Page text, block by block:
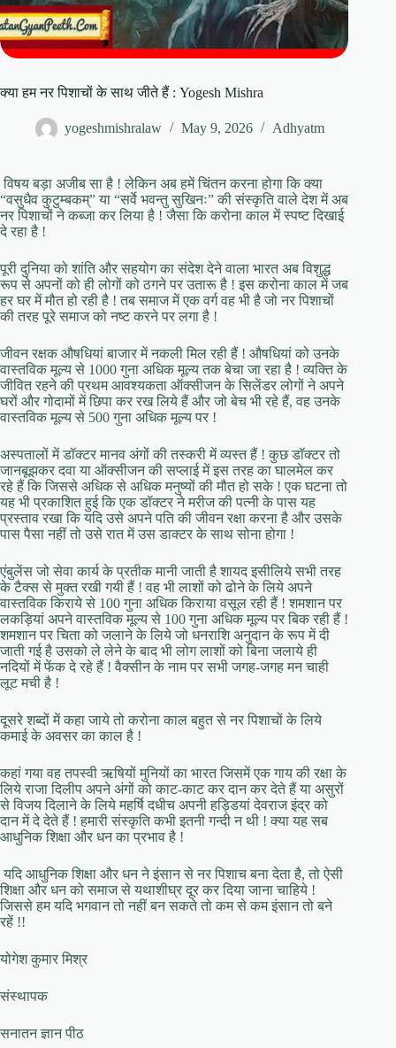
क्या हम नर पिशाचों के साथ जीते हैं : Yogesh Mishra
yogeshmishralaw May 9, 2026 Adhyatm
विषय बड़ा अजीब सा है ! लेकिन अब हमें चिंतन करना होगा कि क्या
“वसुधैव कुटुम्बकम्” या “सर्वे भवन्तु सुखिनः” की संस्कृति वाले देश में अब
नर पिशाचों ने कब्जा कर लिया है ! जैसा कि करोना काल में स्पष्ट दिखाई
दे रहा है !
पूरी दुनिया को शांति और सहयोग का संदेश देने वाला भारत अब विशुद्ध
रूप से अपनों को ही लोगों को ठगने पर उतारू है ! इस करोना काल में जब
हर घर में मौत हो रही है ! तब समाज में एक वर्ग वह भी है जो नर पिशाचों
की तरह पूरे समाज को नष्ट करने पर लगा है !
जीवन रक्षक औषधियां बाजार में नकली मिल रही हैं ! औषधियां को उनके
वास्तविक मूल्य से 1000 गुना अधिक मूल्य तक बेचा जा रहा है ! व्यक्ति के
जीवित रहने की प्रथम आवश्यकता ऑक्सीजन के सिलेंडर लोगों ने अपने
घरों और गोदामों में छिपा कर रख लिये हैं और जो बेच भी रहे हैं, वह उनके
वास्तविक मूल्य से 500 गुना अधिक मूल्य पर !
अस्पतालों में डॉक्टर मानव अंगों की तस्करी में व्यस्त हैं ! कुछ डॉक्टर तो
जानबूझकर दवा या ऑक्सीजन की सप्लाई में इस तरह का घालमेल कर
रहे हैं कि जिससे अधिक से अधिक मनुष्यों की मौत हो सके ! एक घटना तो
यह भी प्रकाशित हुई कि एक डॉक्टर ने मरीज की पत्नी के पास यह
प्रस्ताव रखा कि यदि उसे अपने पति की जीवन रक्षा करना है और उसके
पास पैसा नहीं तो उसे रात में उस डाक्टर के साथ सोना होगा !
एंबुलेंस जो सेवा कार्य के प्रतीक मानी जाती है शायद इसीलिये सभी तरह
के टैक्स से मुक्त रखी गयी हैं ! वह भी लाशों को ढोने के लिये अपने
वास्तविक किराये से 100 गुना अधिक किराया वसूल रही हैं ! शमशान पर
लकड़ियां अपने वास्तविक मूल्य से 100 गुना अधिक मूल्य पर बिक रही हैं !
शमशान पर चिता को जलाने के लिये जो धनराशि अनुदान के रूप में दी
जाती गई है उसको ले लेने के बाद भी लोग लाशों को बिना जलाये ही
नदियों में फेंक दे रहे हैं ! वैक्सीन के नाम पर सभी जगह-जगह मन चाही
लूट मची है !
दूसरे शब्दों में कहा जाये तो करोना काल बहुत से नर पिशाचों के लिये
कमाई के अवसर का काल है !
कहां गया वह तपस्वी ऋषियों मुनियों का भारत जिसमें एक गाय की रक्षा के
लिये राजा दिलीप अपने अंगों को काट-काट कर दान कर देते हैं या असुरों
से विजय दिलाने के लिये महर्षि दधीच अपनी हड्डियां देवराज इंद्र को
दान में दे देते हैं ! हमारी संस्कृति कभी इतनी गन्दी न थी ! क्या यह सब
आधुनिक शिक्षा और धन का प्रभाव है !
यदि आधुनिक शिक्षा और धन ने इंसान से नर पिशाच बना देता है, तो ऐसी
शिक्षा और धन को समाज से यथाशीघ्र दूर कर दिया जाना चाहिये !
जिससे हम यदि भगवान तो नहीं बन सकते तो कम से कम इंसान तो बने
रहें !!
योगेश कुमार मिश्र
संस्थापक
सनातन ज्ञान पीठ